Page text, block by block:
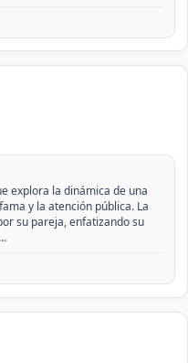
explora la dinámica de una
y la atención pública. La
su pareja, enfatizando su